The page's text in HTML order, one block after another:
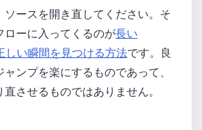
ソースを開き直してください。そ
ローに入ってくるのが長い
しい瞬間を見つける方法です。良
ンプを楽にするものであって、
させるものではありません。